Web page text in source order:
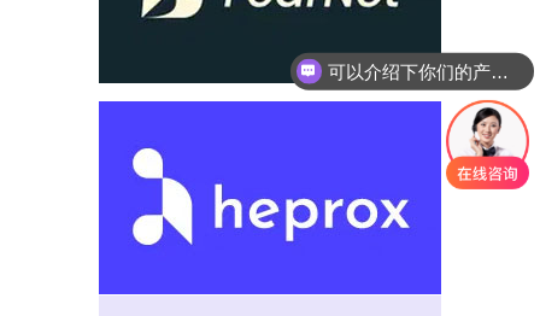
你们是怎么收费的呢